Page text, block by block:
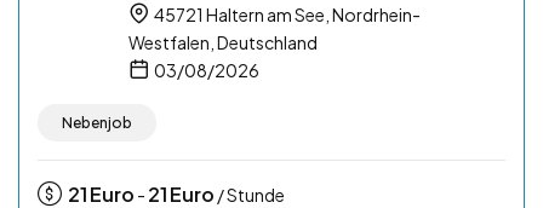
45721 Haltern am See, Nordrhein-
Westfalen, Deutschland
03/08/2026
Nebenjob
21Euro - 21Euro / Stunde